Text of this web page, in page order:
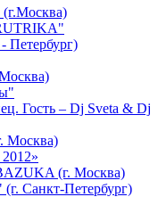
Петербург)
Гость – Dj Sveta & Dj
Москва)
(г. Москва)
Санкт-Петербург)